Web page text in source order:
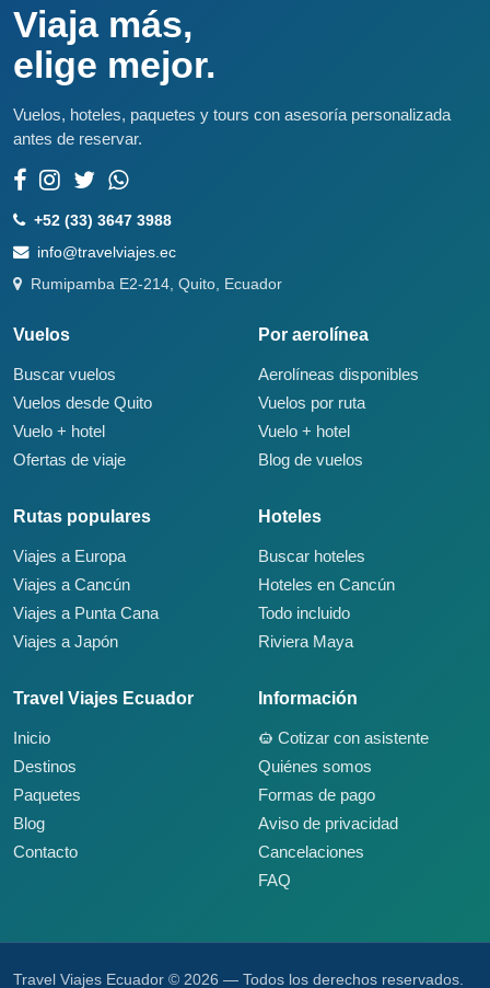
Viaja más,
elige mejor.
Vuelos, hoteles, paquetes y tours con asesoría personalizada
antes de reservar.
+52 (33) 3647 3988
info@travelviajes.ec
Rumipamba E2-214, Quito, Ecuador
Vuelos
Buscar vuelos
Vuelos desde Quito
Vuelo + hotel
Ofertas de viaje
Por aerolínea
Aerolíneas disponibles
Vuelos por ruta
Vuelo + hotel
Blog de vuelos
Rutas populares
Viajes a Europa
Viajes a Cancún
Viajes a Punta Cana
Viajes a Japón
Hoteles
Buscar hoteles
Hoteles en Cancún
Todo incluido
Riviera Maya
Travel Viajes Ecuador
Inicio
Destinos
Paquetes
Blog
Contacto
Información
Cotizar con asistente
Quiénes somos
Formas de pago
Aviso de privacidad
Cancelaciones
FAQ
Travel Viajes Ecuador © 2026 — Todos los derechos reservados.